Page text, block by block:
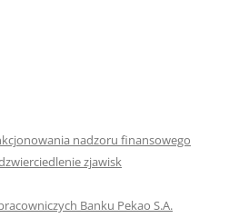
nadzoru finansowego
zjawisk
Banku Pekao S.A.